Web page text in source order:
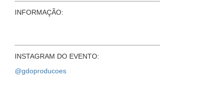
INFORMAÇÃO:
INSTAGRAM DO EVENTO:
@gdoproducoes